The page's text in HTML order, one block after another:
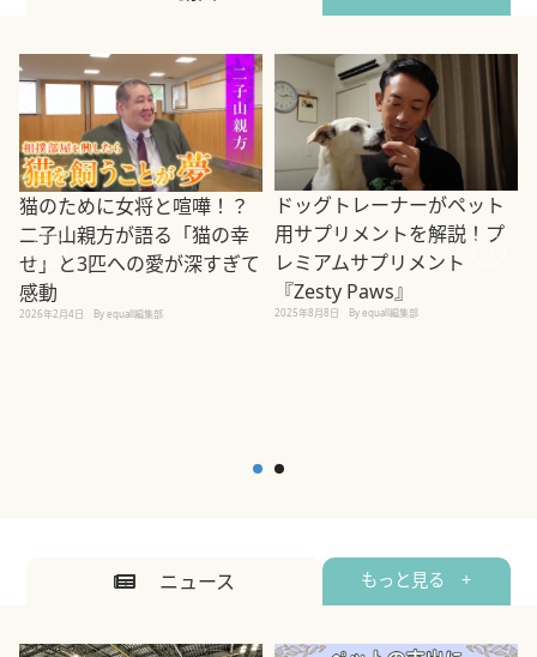
猫のために女将と喧嘩！？
二子山親方が語る「猫の幸
せ」と3匹への愛が深すぎて
感動
2026年2月4日 By equall編集部
ドッグトレーナーがペット
用サプリメントを解説！プ
レミアムサプリメント
『Zesty Paws』
2025年8月8日 By equall編集部
ニュース もっと見る +